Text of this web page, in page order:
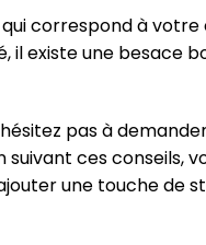
correspond à
il existe une besace
pas à demander
ces conseils,
une touche de